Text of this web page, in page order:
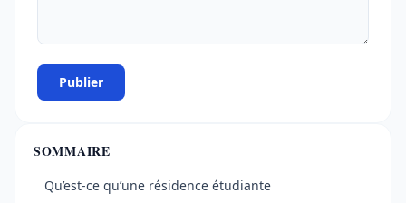
Publier
SOMMAIRE
Qu’est-ce qu’une résidence étudiante